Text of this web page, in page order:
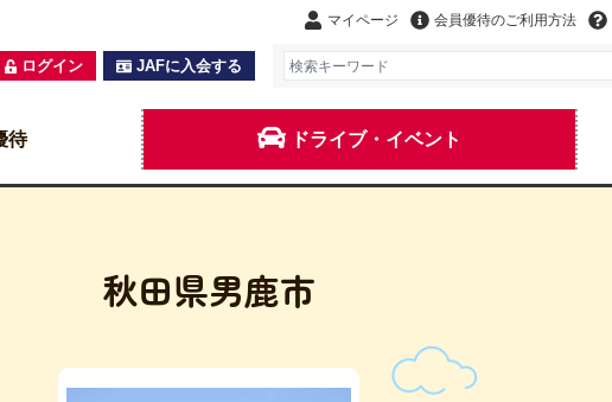
マイページ 会員優待のご利用方法
ログイン JAFに入会する
待 ドライブ・イベント
秋田県男鹿市